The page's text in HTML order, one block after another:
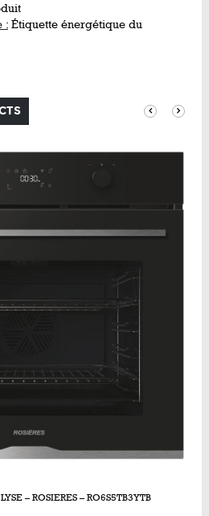
: Étiquette énergétique du
– ROSIERES – RO6S5TB3YTB